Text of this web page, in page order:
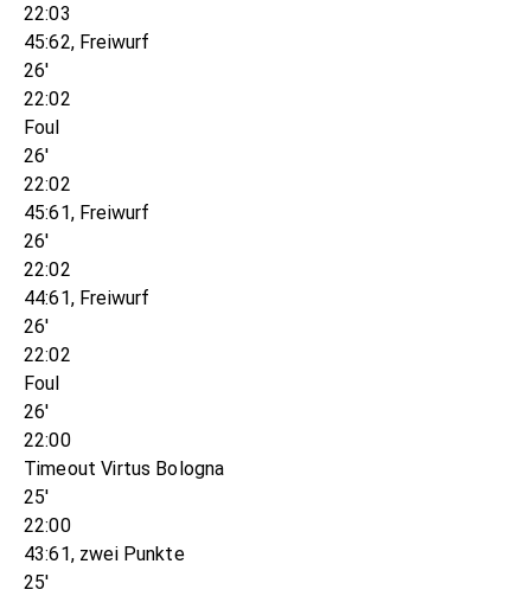
22:03
45:62, Freiwurf
26'
22:02
Foul
26'
22:02
45:61, Freiwurf
26'
22:02
44:61, Freiwurf
26'
22:02
Foul
26'
22:00
Timeout Virtus Bologna
25'
22:00
43:61, zwei Punkte
25'